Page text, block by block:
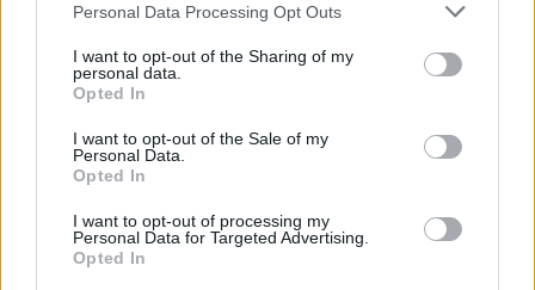
Personal Data Processing Opt Outs
I want to opt-out of the Sharing of my
personal data.
Opted In
I want to opt-out of the Sale of my
Personal Data.
Opted In
I want to opt-out of processing my
Personal Data for Targeted Advertising.
Opted In
Seroquel (647)
Psychose / schizofrenie - antipsychotica
Escitalopram (647)
Amoxicilline (646)
Antibiotica - penicillines breedspectrum
Wellbutrin XR (646)
Verslavingsziekten
Metformine (620)